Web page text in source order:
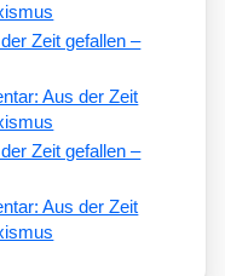
Zeit gefallen –
Aus der Zeit
Zeit gefallen –
Aus der Zeit